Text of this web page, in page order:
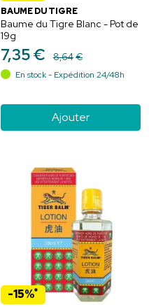
BAUME DU TIGRE
Baume du Tigre Blanc - Pot de
19g
7,35€ 8,64€
En stock - Expédition 24/48h
Ajouter
-15%*